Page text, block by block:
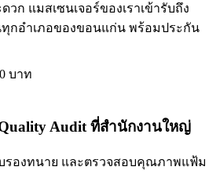
วก แมสเซนเจอร์ของเราเข้ารับถึง
กอำเภอของขอนแก่น พร้อมประกัน
บาท
Audit ที่สำนักงานใหญ่
รองทนาย และตรวจสอบคุณภาพแฟ้ม